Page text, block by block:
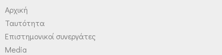
Αρχική
Ταυτότητα
Επιστημονικοί συνεργάτες
Media